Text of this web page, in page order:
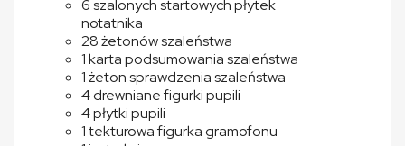
6 szalonych startowych płytek
notatnika
28 żetonów szaleństwa
1 karta podsumowania szaleństwa
1 żeton sprawdzenia szaleństwa
4 drewniane figurki pupili
4 płytki pupili
1 tekturowa figurka gramofonu